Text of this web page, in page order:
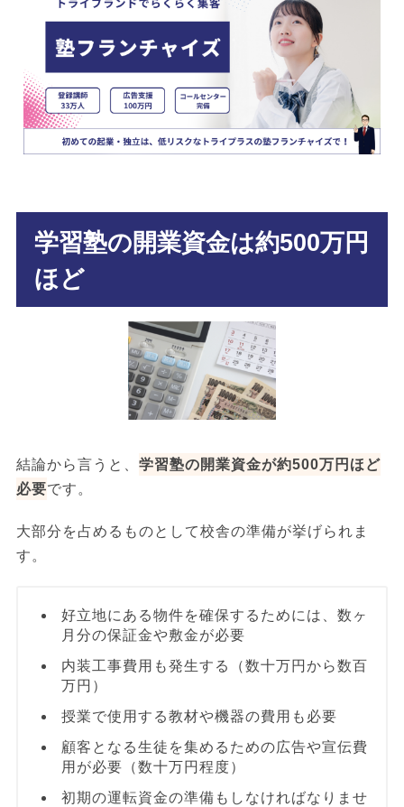
学習塾の開業資金は約500万円
ほど
結論から言うと、 学習塾の開業資金が約500万円ほど
必要です。
大部分を占めるものとして校舎の準備が挙げられま
す。
好立地にある物件を確保するためには、数ヶ
月分の保証金や敷金が必要
内装工事費用も発生する（数十万円から数百
万円）
授業で使用する教材や機器の費用も必要
顧客となる生徒を集めるための広告や宣伝費
用が必要（数十万円程度）
初期の運転資金の準備もしなければなりませ